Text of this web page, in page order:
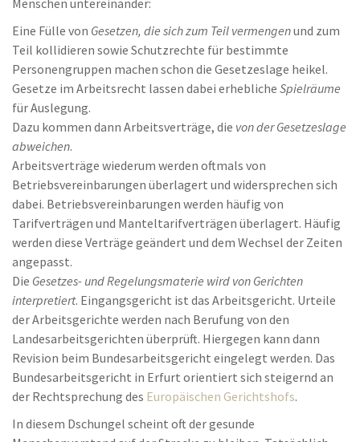
Menschen untereinander:
Eine Fülle von Gesetzen, die sich zum Teil vermengenund zum
Teil kollidieren sowie Schutzrechte für bestimmte
Personengruppen machen schon die Gesetzeslage heikel.
Gesetze im Arbeitsrecht lassen dabei erhebliche Spielräume
für Auslegung.
Dazu kommen dann Arbeitsverträge, die von der Gesetzeslage
abweichen.
Arbeitsverträge wiederum werden oftmals von
Betriebsvereinbarungen überlagert und widersprechen sich
dabei. Betriebsvereinbarungen werden häufig von
Tarifverträgen und Manteltarifverträgen überlagert. Häufig
werden diese Verträge geändert und dem Wechsel der Zeiten
angepasst.
Die Gesetzes- und Regelungsmaterie wird von Gerichten
interpretiert. Eingangsgericht ist das Arbeitsgericht. Urteile
der Arbeitsgerichte werden nach Berufung von den
Landesarbeitsgerichten überprüft. Hiergegen kann dann
Revision beim Bundesarbeitsgericht eingelegt werden. Das
Bundesarbeitsgericht in Erfurt orientiert sich steigernd an
der Rechtsprechung des Europäischen Gerichtshofs.
In diesem Dschungel scheint oft der gesunde